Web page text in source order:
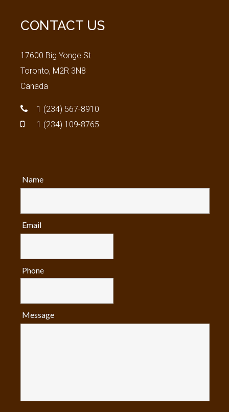
CONTACT US
17600 Big Yonge St
Toronto, M2R 3N8
Canada
1 (234) 567-8910
1 (234) 109-8765
Name
Email
Phone
Message